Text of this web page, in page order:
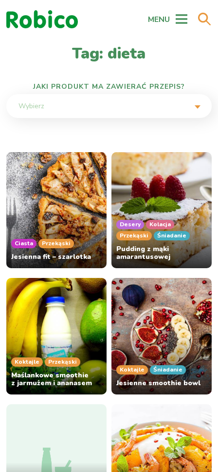
MENU
Tag: dieta
JAKI PRODUKT MA ZAWIERAĆ PRZEPIS?
Wybierz
Ciasta Przekąski
Jesienna fit – szarlotka
Desery
Kolacja
Przekąski
Śniadanie
Pudding z mąki
amarantusowej
Koktajle Przekąski
Maślankowe smoothie
z jarmużem i ananasem
Koktajle Śniadanie
Jesienne smoothie bowl